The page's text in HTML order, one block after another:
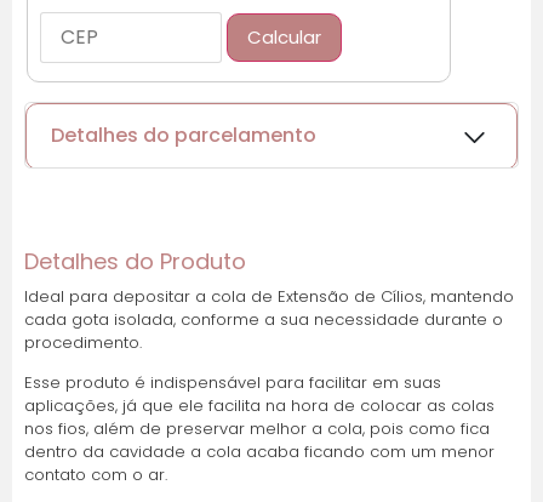
Calcular
Detalhes do parcelamento
Parcelas:
1x deR$ 18,78sem
juros
R$ 18,78
2x deR$9,39sem
R$18,78
Detalhes do Produto
Ideal para depositar a cola de Extensão de Cílios, mantendo
cada gota isolada, conforme a sua necessidade durante o
procedimento.
Esse produto é indispensável para facilitar em suas
aplicações, já que ele facilita na hora de colocar as colas
nos fios, além de preservar melhor a cola, pois como fica
dentro da cavidade a cola acaba ficando com um menor
contato com o ar.